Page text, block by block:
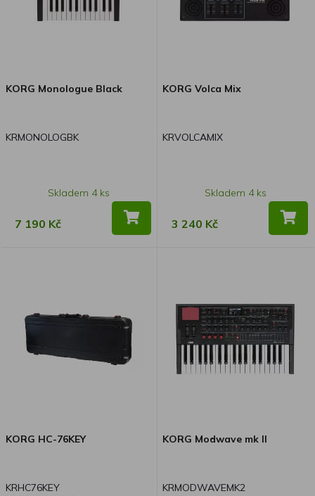
KORG Monologue Black
KRMONOLOGBK
Skladem 4 ks
7 190 Kč
KORG Volca Mix
KRVOLCAMIX
Skladem 4 ks
3 240 Kč
KORG HC-76KEY
KRHC76KEY
KORG Modwave mk II
KRMODWAVEMK2